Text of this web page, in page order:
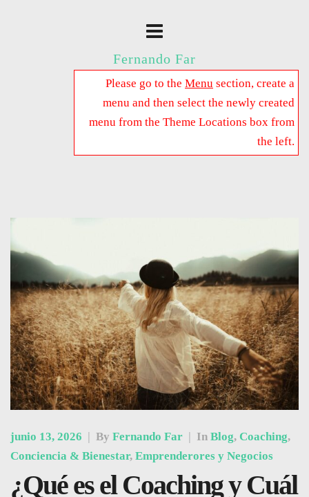
Fernando Far
Please go to the Menu section, create a
menu and then select the newly created
menu from the Theme Locations box from
the left.
junio 13, 2026 | By Fernando Far | In Blog, Coaching,
Conciencia & Bienestar, Emprenderores y Negocios
¿Qué es el Coaching y Cuál